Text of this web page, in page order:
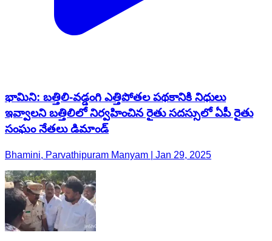
భామిని: బత్తిలి-వడ్డంగి ఎత్తిపోతల పథకానికి నిధులు
ఇవ్వాలని బత్తిలిలో నిర్వహించిన రైతు సదస్సులో ఏపీ రైతు
సంఘం నేతలు డిమాండ్
Bhamini, Parvathipuram Manyam | Jan 29, 2025